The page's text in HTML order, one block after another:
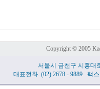
Copyright © 2005
서울시 금천구 시흥대
대표전화. (02) 2678 - 9889 팩